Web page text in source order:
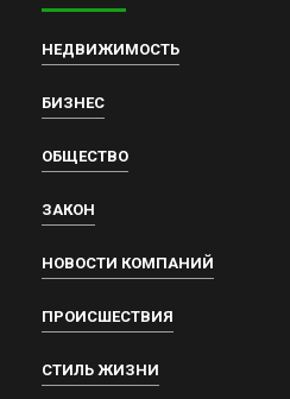
НЕДВИЖИМОСТЬ
БИЗНЕС
ОБЩЕСТВО
ЗАКОН
НОВОСТИ КОМПАНИЙ
ПРОИСШЕСТВИЯ
СТИЛЬ ЖИЗНИ